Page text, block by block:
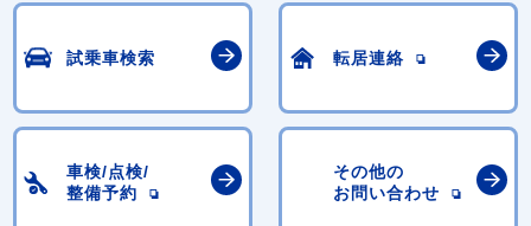
試乗車検索 転居連絡
車検/点検/
整備予約
その他の
お問い合わせ